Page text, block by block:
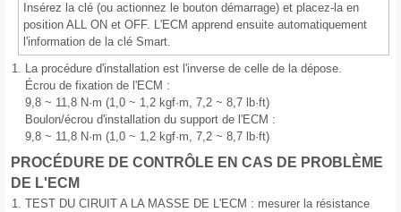
Insérez la clé (ou actionnez le bouton démarrage) et placez-la en
position ALL ON et OFF. L'ECM apprend ensuite automatiquement
l'information de la clé Smart.
1. La procédure d'installation est l'inverse de celle de la dépose.
Écrou de fixation de l'ECM :
9,8 ~ 11,8 N·m (1,0 ~ 1,2 kgf·m, 7,2 ~ 8,7 lb·ft)
Boulon/écrou d'installation du support de l'ECM :
9,8 ~ 11,8 N·m (1,0 ~ 1,2 kgf·m, 7,2 ~ 8,7 lb·ft)
PROCÉDURE DE CONTRÔLE EN CAS DE PROBLÈME
DE L'ECM
1. TEST DU CIRUIT A LA MASSE DE L'ECM : mesurer la résistance